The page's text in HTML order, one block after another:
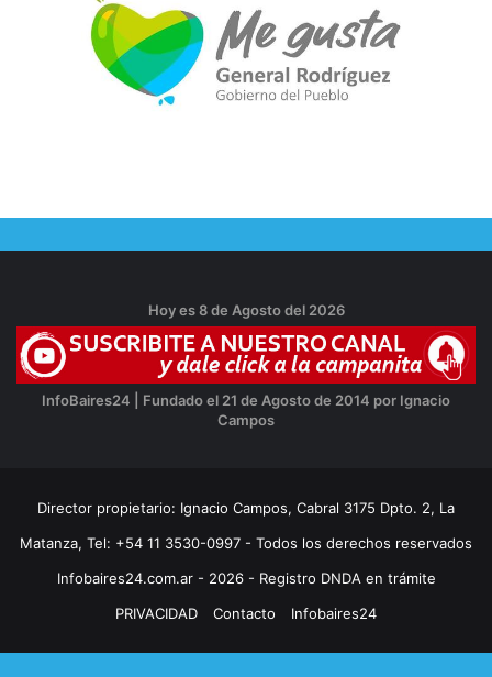
Hoy es 8 de Agosto del 2026
InfoBaires24 | Fundado el 21 de Agosto de 2014 por Ignacio
Campos
Director propietario: Ignacio Campos, Cabral 3175 Dpto. 2, La
Matanza, Tel: +54 11 3530-0997 - Todos los derechos reservados
Infobaires24.com.ar - 2026 - Registro DNDA en trámite
PRIVACIDAD
Contacto Infobaires24